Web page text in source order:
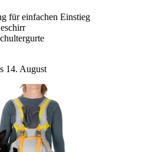
für einfachen Einstieg
14. August